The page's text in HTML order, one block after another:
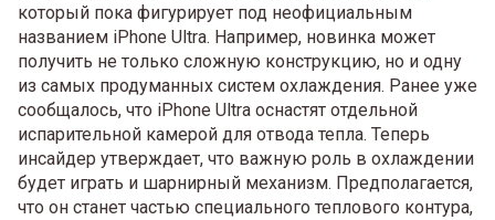
который пока фигурирует под неофициальным
названием iPhone Ultra. Например, новинка может
получить не только сложную конструкцию, но и одну
из самых продуманных систем охлаждения. Ранее уже
сообщалось, что iPhone Ultra оснастят отдельной
испарительной камерой для отвода тепла. Теперь
инсайдер утверждает, что важную роль в охлаждении
будет играть и шарнирный механизм. Предполагается,
что он станет частью специального теплового контура,